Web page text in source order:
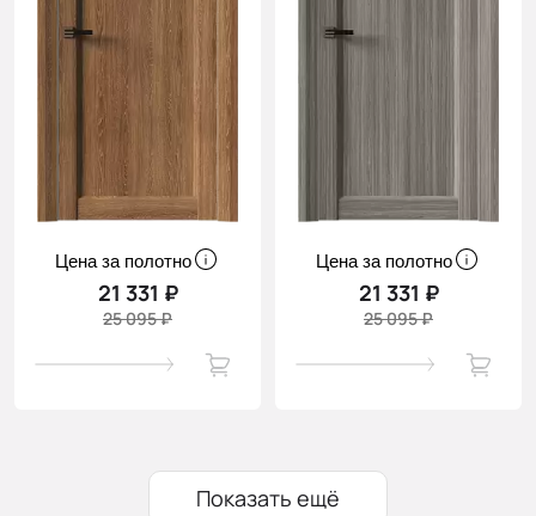
Цена за полотно
21 331 ₽
25 095 ₽
Цена за полотно
21 331 ₽
25 095 ₽
Показать ещё